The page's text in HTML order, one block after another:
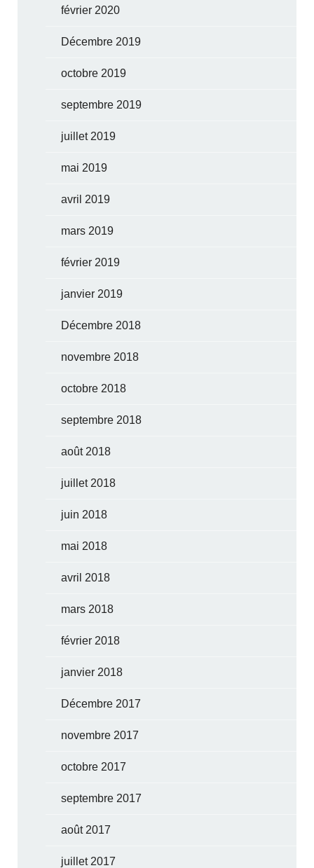
février 2020
Décembre 2019
octobre 2019
septembre 2019
juillet 2019
mai 2019
avril 2019
mars 2019
février 2019
janvier 2019
Décembre 2018
novembre 2018
octobre 2018
septembre 2018
août 2018
juillet 2018
juin 2018
mai 2018
avril 2018
mars 2018
février 2018
janvier 2018
Décembre 2017
novembre 2017
octobre 2017
septembre 2017
août 2017
juillet 2017